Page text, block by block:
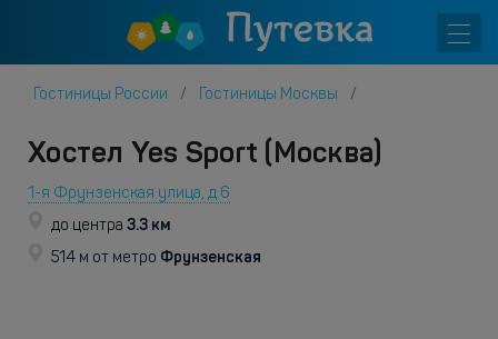
Гостиницы России Гостиницы Москвы
Хостел Yes Sport (Москва)
1-я Фрунзенская улица, д.6
до центра 3.3 км
514 м от метро Фрунзенская